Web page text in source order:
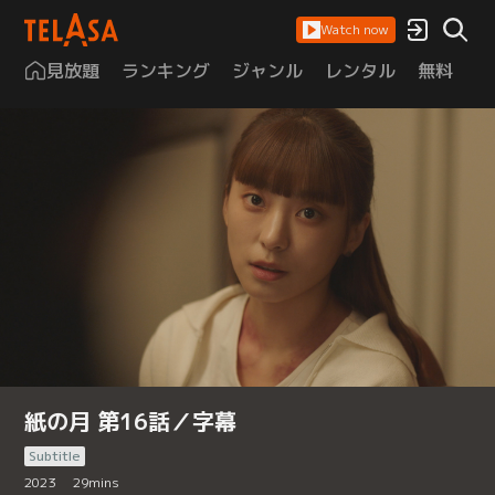
Watch now
見放題 ランキング ジャンル レンタル 無料
紙の月 第16話／字幕
Subtitle
2023
29mins